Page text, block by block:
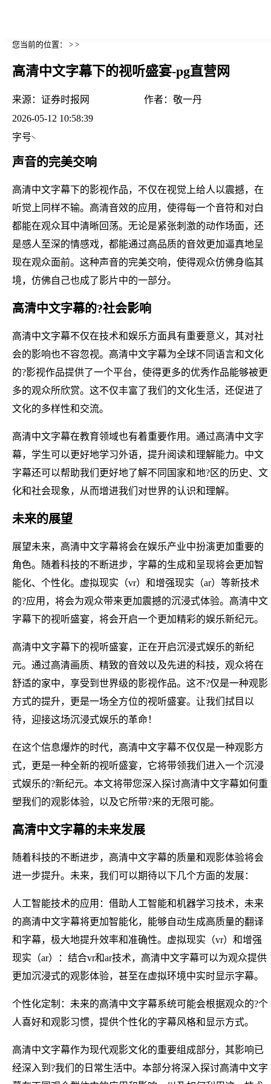
您当前的位置： > >
高清中文字幕下的视听盛宴-pg直营网
来源： 证券时报网 作者： 敬一丹
2026-05-12 10:58:39
字号
声音的完美交响
高清中文字幕下的影视作品，不仅在视觉上给人以震撼，在
听觉上同样不输。高清音效的应用，使得每一个音符和对白
都能在观众耳中清晰回荡。无论是紧张刺激的动作场面，还
是感人至深的情感戏，都能通过高品质的音效更加逼真地呈
现在观众面前。这种声音的完美交响，使得观众仿佛身临其
境，仿佛自己也成了影片中的一部分。
高清中文字幕的?社会影响
高清中文字幕不仅在技术和娱乐方面具有重要意义，其对社
会的影响也不容忽视。高清中文字幕为全球不同语言和文化
的?影视作品提供了一个平台，使得更多的优秀作品能够被更
多的观众所欣赏。这不仅丰富了我们的文化生活，还促进了
文化的多样性和交流。
高清中文字幕在教育领域也有着重要作用。通过高清中文字
幕，学生可以更好地学习外语，提升阅读和理解能力。中文
字幕还可以帮助我们更好地了解不同国家和地?区的历史、文
化和社会现象，从而增进我们对世界的认识和理解。
未来的展望
展望未来，高清中文字幕将会在娱乐产业中扮演更加重要的
角色。随着科技的不断进步，字幕的生成和呈现将会更加智
能化、个性化。虚拟现实（vr）和增强现实（ar）等新技术
的?应用，将会为观众带来更加震撼的沉浸式体验。高清中文
字幕下的视听盛宴，将会开启一个更加精彩的娱乐新纪元。
高清中文字幕下的视听盛宴，正在开启沉浸式娱乐的新纪
元。通过高清画质、精致的音效以及先进的科技，观众将在
舒适的家中，享受到世界级的影视作品。这不?仅是一种观影
方式的提升，更是一场全方位的视听盛宴。让我们拭目以
待，迎接这场沉浸式娱乐的革命！
在这个信息爆炸的时代，高清中文字幕不仅仅是一种观影方
式，更是一种全新的视听盛宴，它将带领我们进入一个沉浸
式娱乐的?新纪元。本文将带您深入探讨高清中文字幕如何重
塑我们的观影体验，以及它所带?来的无限可能。
高清中文字幕的未来发展
随着科技的不断进步，高清中文字幕的质量和观影体验将会
进一步提升。未来，我们可以期待以下几个方面的发展：
人工智能技术的应用：借助人工智能和机器学习技术，未来
的高清中文字幕将更加智能化，能够自动生成高质量的翻译
和字幕，极大地提升效率和准确性。虚拟现实（vr）和增强
现实（ar）：结合vr和ar技术，高清中文字幕可以为观众提供
更加沉浸式的观影体验，甚至在虚拟环境中实时显示字幕。
个性化定制：未来的高清中文字幕系统可能会根据观众的?个
人喜好和观影习惯，提供个性化的字幕风格和显示方式。
高清中文字幕作为现代观影文化的重要组成部分，其影响已
经深入到?我们的日常生活中。本部分将深入探讨高清中文字